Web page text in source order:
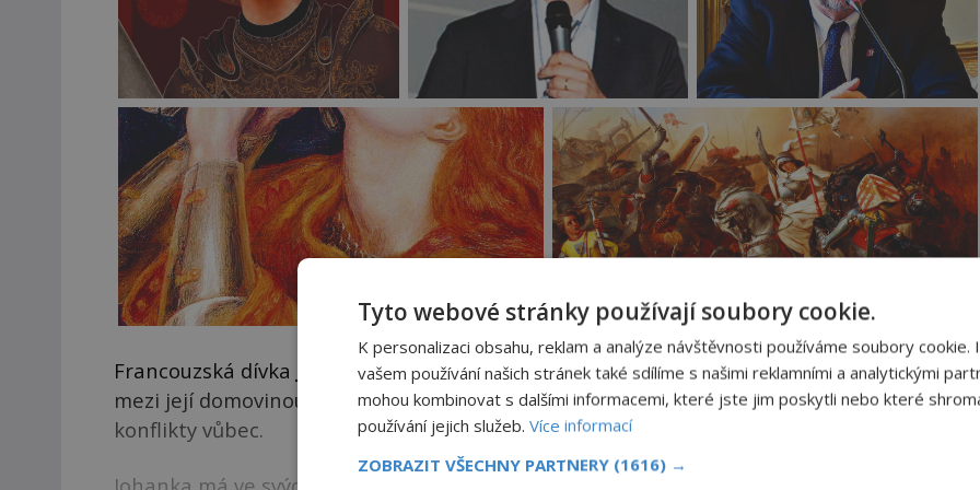
Francouzská dívka Johanka z Arku(1412–1431) nežije v lehké době. Právě totiž zuří boje
mezi její domovinou a Anglií. Stoletá válka (1337–1453) patří mezi nejkrvavější středověké
konflikty vůbec.
Tyto webové stránky používají soubory cookie.
K personalizaci obsahu, reklam a analýze návštěvnosti používáme soubory cookie.
vašem používání našich stránek také sdílíme s našimi reklamními a analytickými
mohou kombinovat s dalšími informacemi, které jste jim poskytli nebo které
používání jejich služeb. Více informací
ZOBRAZIT VŠECHNY PARTNERY (1616) →